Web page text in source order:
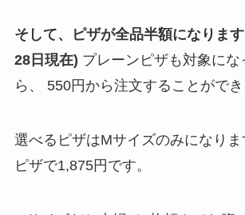
そして、ピザが全品半額になりま
28日現在) プレーンピザも対象にな
ら、
550円から注文することができ
選べるピザはMサイズのみになりま
ピザで1,875円です。